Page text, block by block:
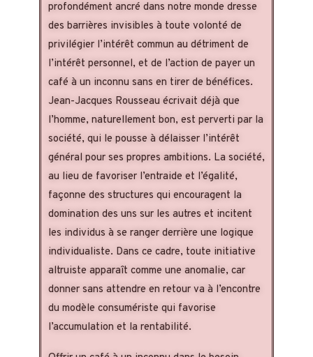
profondément ancré dans notre monde dresse
des barrières invisibles à toute volonté de
privilégier l’intérêt commun au détriment de
l’intérêt personnel, et de l’action de payer un
café à un inconnu sans en tirer de bénéfices.
Jean-Jacques Rousseau écrivait déjà que
l’homme, naturellement bon, est perverti par la
société, qui le pousse à délaisser l’intérêt
général pour ses propres ambitions. La société,
au lieu de favoriser l’entraide et l’égalité,
façonne des structures qui encouragent la
domination des uns sur les autres et incitent
les individus à se ranger derrière une logique
individualiste. Dans ce cadre, toute initiative
altruiste apparaît comme une anomalie, car
donner sans attendre en retour va à l’encontre
du modèle consumériste qui favorise
l’accumulation et la rentabilité.